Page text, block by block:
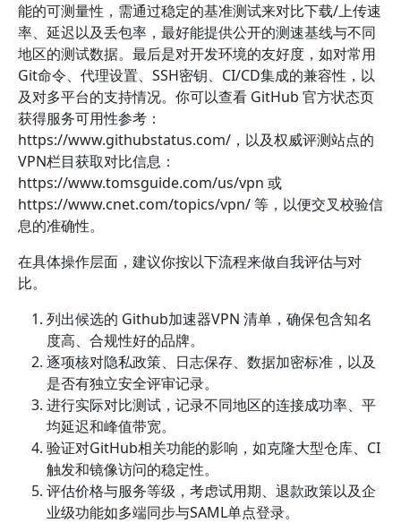
能的可测量性，需通过稳定的基准测试来对比下载/上传速
率、延迟以及丢包率，最好能提供公开的测速基线与不同
地区的测试数据。最后是对开发环境的友好度，如对常用
Git命令、代理设置、SSH密钥、CI/CD集成的兼容性，以
及对多平台的支持情况。你可以查看 GitHub 官方状态页
获得服务可用性参考：
https://www.githubstatus.com/，以及权威评测站点的
VPN栏目获取对比信息：
https://www.tomsguide.com/us/vpn 或
https://www.cnet.com/topics/vpn/ 等，以便交叉校验信
息的准确性。
在具体操作层面，建议你按以下流程来做自我评估与对
比。
列出候选的 Github加速器VPN 清单，确保包含知名
度高、合规性好的品牌。
逐项核对隐私政策、日志保存、数据加密标准，以及
是否有独立安全评审记录。
进行实际对比测试，记录不同地区的连接成功率、平
均延迟和峰值带宽。
验证对GitHub相关功能的影响，如克隆大型仓库、CI
触发和镜像访问的稳定性。
评估价格与服务等级，考虑试用期、退款政策以及企
业级功能如多端同步与SAML单点登录。